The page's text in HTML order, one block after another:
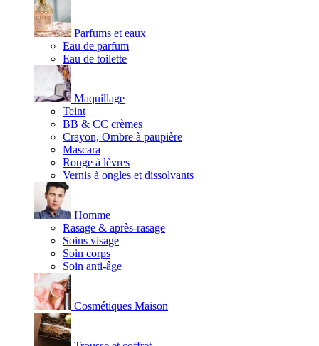
Parfums et eaux
Eau de parfum
Eau de toilette
Maquillage
Teint
BB & CC crèmes
Crayon, Ombre à paupière
Mascara
Rouge à lèvres
Vernis à ongles et dissolvants
Homme
Rasage & après-rasage
Soins visage
Soin corps
Soin anti-âge
Cosmétiques Maison